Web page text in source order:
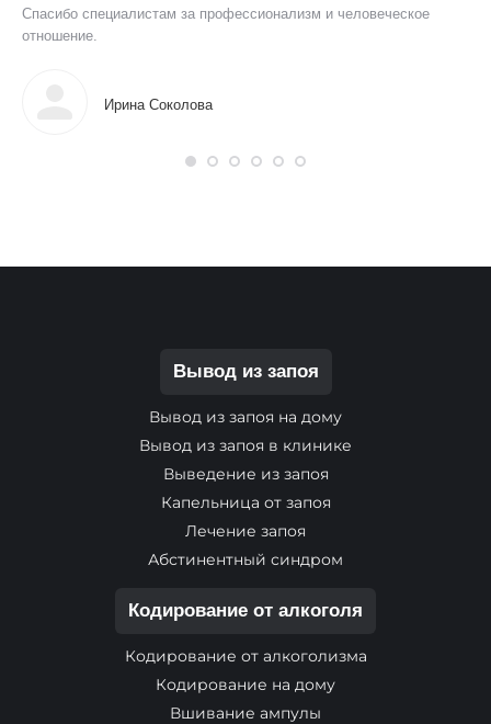
Спасибо специалистам за профессионализм и человеческое
отношение.
Ирина Соколова
Вывод из запоя
Вывод из запоя на дому
Вывод из запоя в клинике
Выведение из запоя
Капельница от запоя
Лечение запоя
Абстинентный синдром
Кодирование от алкоголя
Кодирование от алкоголизма
Кодирование на дому
Вшивание ампулы